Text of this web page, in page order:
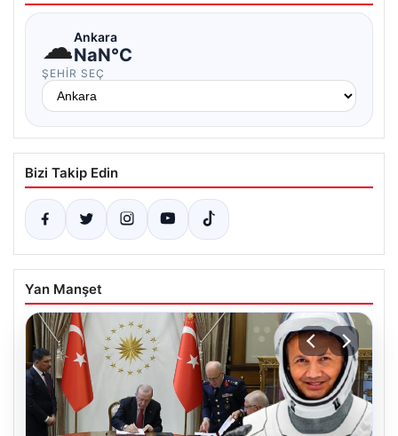
☁Ankara
NaN°C
ŞEHIR SEÇ
Bizi Takip Edin
Yan Manşet